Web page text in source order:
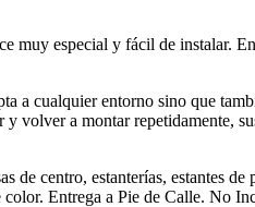
muy especial y fácil de instalar.
cualquier entorno sino que
volver a montar repetidamente,
centro, estanterías, estantes
color. Entrega a Pie de Calle. No